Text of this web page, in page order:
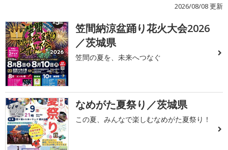
2026/08/08 更新
1
笠間納涼盆踊り花火大会2026
／茨城県
笠間の夏を、未来へつなぐ
2 なめがた夏祭り／茨城県
この夏、みんなで楽しむなめがた夏祭り！